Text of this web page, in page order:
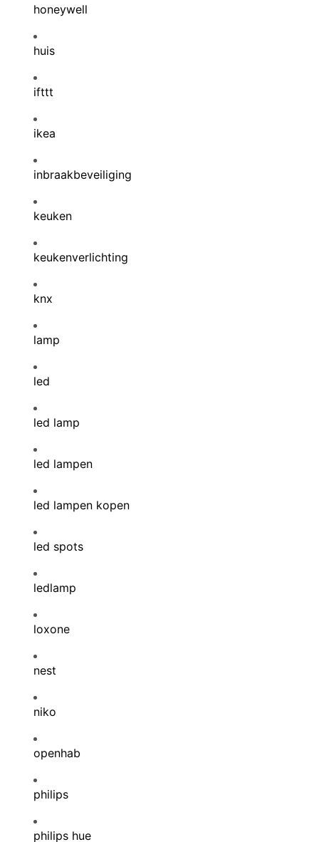
honeywell
huis
ifttt
ikea
inbraakbeveiliging
keuken
keukenverlichting
knx
lamp
led
led lamp
led lampen
led lampen kopen
led spots
ledlamp
loxone
nest
niko
openhab
philips
philips hue